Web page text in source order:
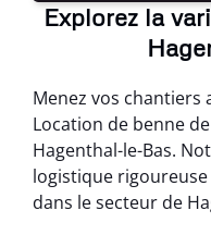
Explorez la
Menez vos chantiers
Location de benne
Hagenthal-le-Bas.
logistique
dans le secteur de